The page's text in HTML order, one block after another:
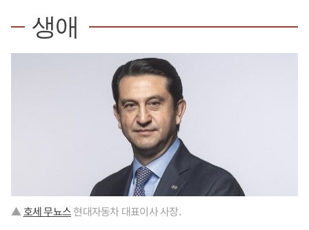
생애
▲ 호세 무뇨스현대자동차 대표이사 사장.